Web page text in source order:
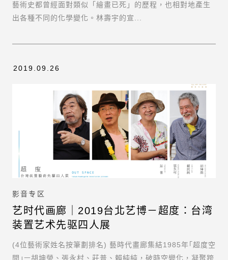
藝術史都曾經面對類似「繪畫已死」的歷程，也相對地產生
出各種不同的化學變化。林壽宇的宣...
2019.09.26
影音专区
艺时代画廊｜2019台北艺博－超度：台湾
装置艺术先驱四人展
(4位藝術家姓名按筆劃排名) 藝時代畫廊集結1985年｢超度空
間｣ￚ胡坤榮、張永村、莊普、賴純純，破時空變化，凝聚跨